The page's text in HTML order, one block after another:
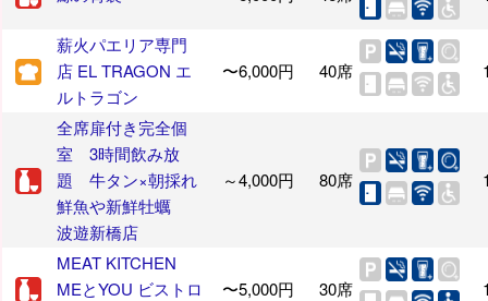
薪火パエリア専門
店 EL TRAGON エ
ルトラゴン
〜6,000円 40席
全席扉付き完全個
室 3時間飲み放
題 牛タン×朝採れ
鮮魚や新鮮牡蠣
波遊新橋店
～4,000円 80席
MEAT KITCHEN
MEとYOU ビストロ
〜5,000円 30席